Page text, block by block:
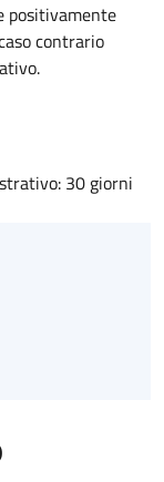
positivamente
contrario
30 giorni